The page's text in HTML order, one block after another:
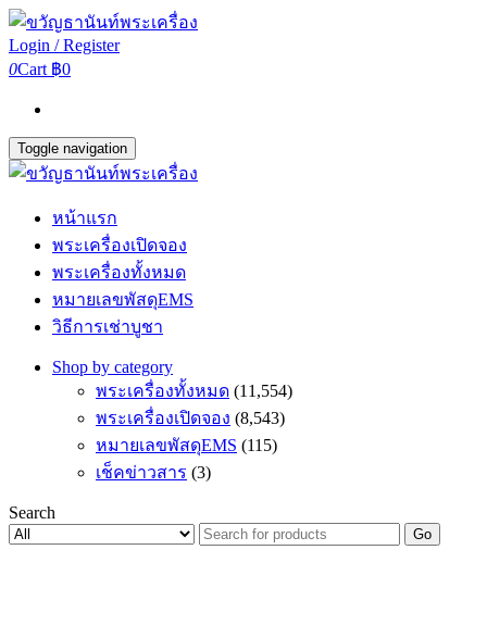
Login / Register
0Cart ฿0
Toggle navigation
หน้าแรก
พระเครื่องเปิดจอง
พระเครื่องทั้งหมด
หมายเลขพัสดุEMS
วิธีการเช่าบูชา
Shop by category
พระเครื่องทั้งหมด (11,554)
พระเครื่องเปิดจอง (8,543)
หมายเลขพัสดุEMS (115)
เช็คข่าวสาร (3)
Search
Go